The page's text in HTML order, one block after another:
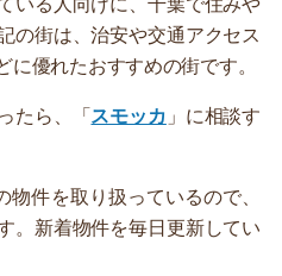
いる人向けに、千葉で住みや
の街は、治安や交通アクセス
優れたおすすめの街です。
たら、「 スモッカ 」に相談す
件を取り扱っているので、
。新着物件を毎日更新してい